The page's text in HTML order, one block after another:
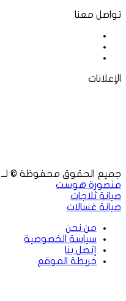
تواصل معنا
الإعلانات
جميع الحقوق محفوظة © لــ
منصورة هوست
صيانة ثلاجات
صيانة غسالات
من نحن
سياسة الخصوصية
إتصل بنا
خريطة الموقع